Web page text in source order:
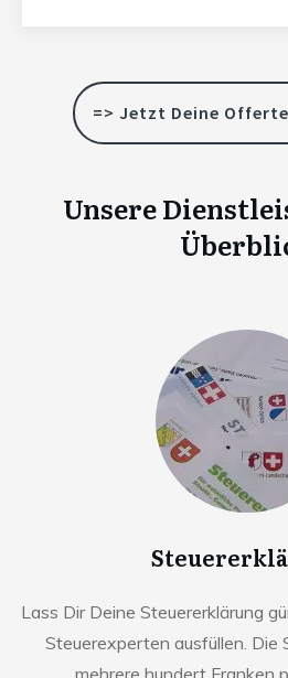
=> Jetzt Deine
Unsere
Lass Dir Deine Steuererklärung
Steuerexperten ausfüllen. Die
mehrere hundert Franken